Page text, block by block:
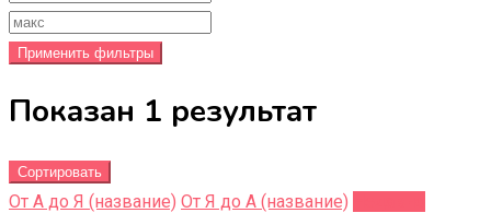
Применить фильтры
Показан 1 результат
Сортировать
От А до Я (название) От Я до A (название)